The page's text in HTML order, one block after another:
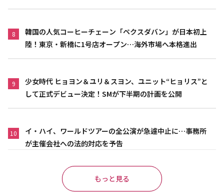
8
韓国の人気コーヒーチェーン「ペクスダバン」が日本初上
陸！東京・新橋に1号店オープン…海外市場へ本格進出
9
少女時代 ヒョヨン＆ユリ＆スヨン、ユニット“ヒョリス”と
して正式デビュー決定！SMが下半期の計画を公開
10
イ・ハイ、ワールドツアーの全公演が急遽中止に…事務所
が主催会社への法的対応を予告
もっと見る